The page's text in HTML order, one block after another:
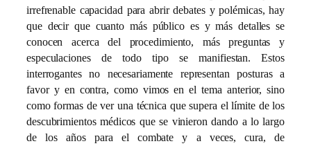
irrefrenable capacidad para abrir debates y polémicas, hay
que decir que cuanto más público es y más detalles se
conocen acerca del procedimiento, más preguntas y
especulaciones de todo tipo se manifiestan. Estos
interrogantes no necesariamente representan posturas a
favor y en contra, como vimos en el tema anterior, sino
como formas de ver una técnica que supera el límite de los
descubrimientos médicos que se vinieron dando a lo largo
de los años para el combate y a veces, cura, de